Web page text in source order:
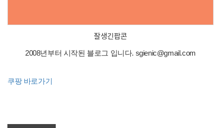
잘생긴팝콘
2008년부터 시작된 블로그 입니다. sgienic@gmail.com
쿠팡 바로가기